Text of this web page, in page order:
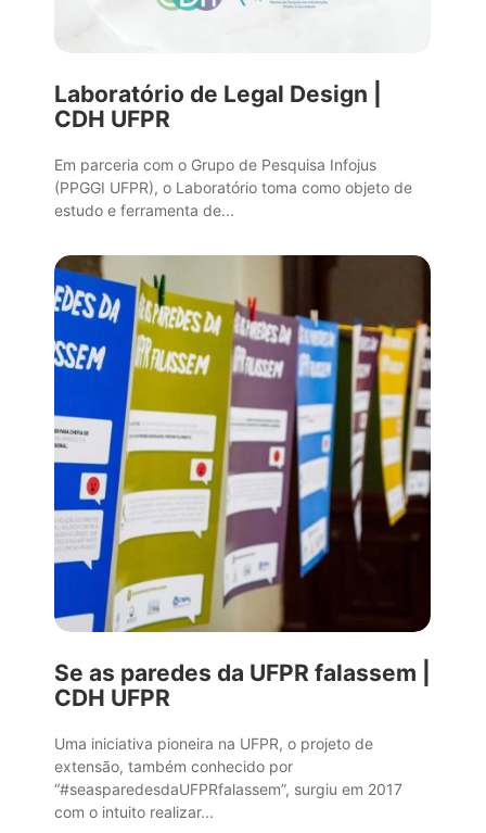
Laboratório de Legal Design |
CDH UFPR
Em parceria com o Grupo de Pesquisa Infojus
(PPGGI UFPR), o Laboratório toma como objeto de
estudo e ferramenta de...
Se as paredes da UFPR falassem |
CDH UFPR
Uma iniciativa pioneira na UFPR, o projeto de
extensão, também conhecido por
“#seasparedesdaUFPRfalassem”, surgiu em 2017
com o intuito realizar...